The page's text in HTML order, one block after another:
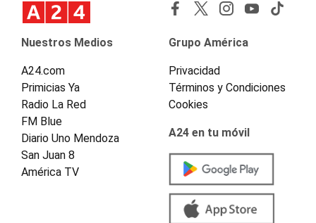
Nuestros Medios
A24.com
Primicias Ya
Radio La Red
FM Blue
Diario Uno Mendoza
San Juan 8
América TV
Grupo América
Privacidad
Términos y Condiciones
Cookies
A24 en tu móvil